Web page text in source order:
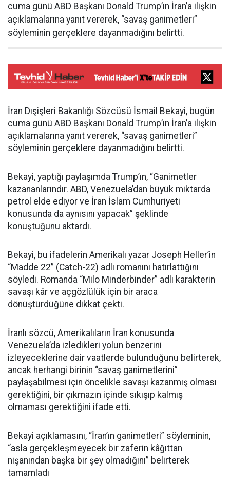
cuma günü ABD Başkanı Donald Trump’ın İran’a ilişkin
açıklamalarına yanıt vererek, “savaş ganimetleri”
söyleminin gerçeklere dayanmadığını belirtti.
İran Dışişleri Bakanlığı Sözcüsü İsmail Bekayi, bugün
cuma günü ABD Başkanı Donald Trump’ın İran’a ilişkin
açıklamalarına yanıt vererek, “savaş ganimetleri”
söyleminin gerçeklere dayanmadığını belirtti.
Bekayi, yaptığı paylaşımda Trump’ın, “Ganimetler
kazananlarındır. ABD, Venezuela’dan büyük miktarda
petrol elde ediyor ve İran İslam Cumhuriyeti
konusunda da aynısını yapacak” şeklinde
konuştuğunu aktardı.
Bekayi, bu ifadelerin Amerikalı yazar Joseph Heller’in
“Madde 22” (Catch-22) adlı romanını hatırlattığını
söyledi. Romanda “Milo Minderbinder” adlı karakterin
savaşı kâr ve açgözlülük için bir araca
dönüştürdüğüne dikkat çekti.
İranlı sözcü, Amerikalıların İran konusunda
Venezuela’da izledikleri yolun benzerini
izleyeceklerine dair vaatlerde bulunduğunu belirterek,
ancak herhangi birinin “savaş ganimetlerini”
paylaşabilmesi için öncelikle savaşı kazanmış olması
gerektiğini, bir çıkmazın içinde sıkışıp kalmış
olmaması gerektiğini ifade etti.
Bekayi açıklamasını, “İran’ın ganimetleri” söyleminin,
“asla gerçekleşmeyecek bir zaferin kâğıttan
nişanından başka bir şey olmadığını” belirterek
tamamladı